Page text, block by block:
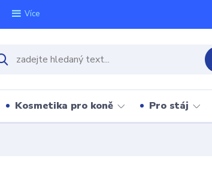
Více
Kosmetika pro koně Pro stáj